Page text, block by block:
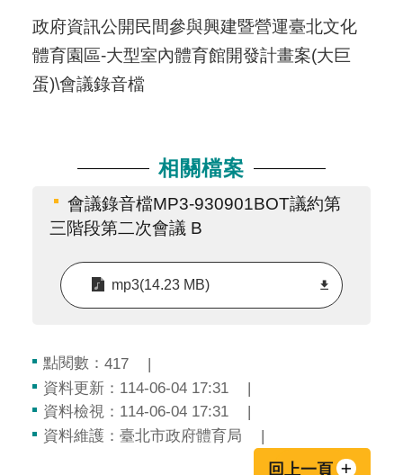
政府資訊公開民間參與興建暨營運臺北文化
體育園區-大型室內體育館開發計畫案(大巨
蛋)\會議錄音檔
相關檔案
會議錄音檔MP3-930901BOT議約第
三階段第二次會議 B
mp3(14.23 MB)
點閱數： 417
資料更新：114-06-04 17:31
資料檢視：114-06-04 17:31
資料維護：臺北市政府體育局
回上一頁